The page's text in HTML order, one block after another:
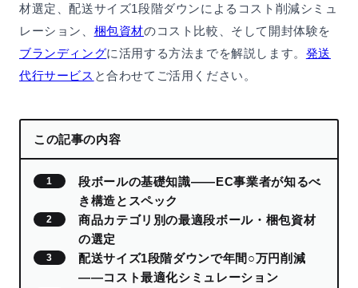
材選定、配送サイズ1段階ダウンによるコスト削減シミュ
レーション、 梱包資材のコスト比較、そして開封体験を
ブランディングに活用する方法までを解説します。 発送
代行サービス と合わせてご活用ください。
この記事の内容
段ボールの基礎知識——EC事業者が知るべ
き構造とスペック
商品カテゴリ別の最適段ボール・梱包資材
の選定
配送サイズ1段階ダウンで年間○万円削減
——コスト最適化シミュレーション